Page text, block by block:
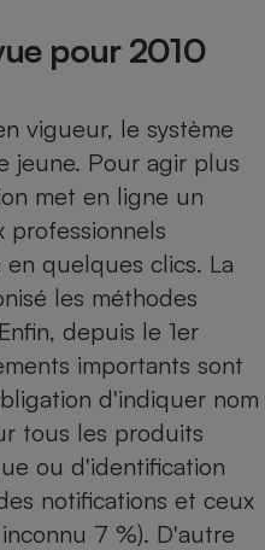
pour 2010
vigueur, le système
jeune. Pour agir plus
met en ligne un
professionnels
quelques clics. La
les méthodes
depuis le 1er
importants sont
d'indiquer nom
tous les produits
ou d'identification
notifications et ceux
7 %). D'autre